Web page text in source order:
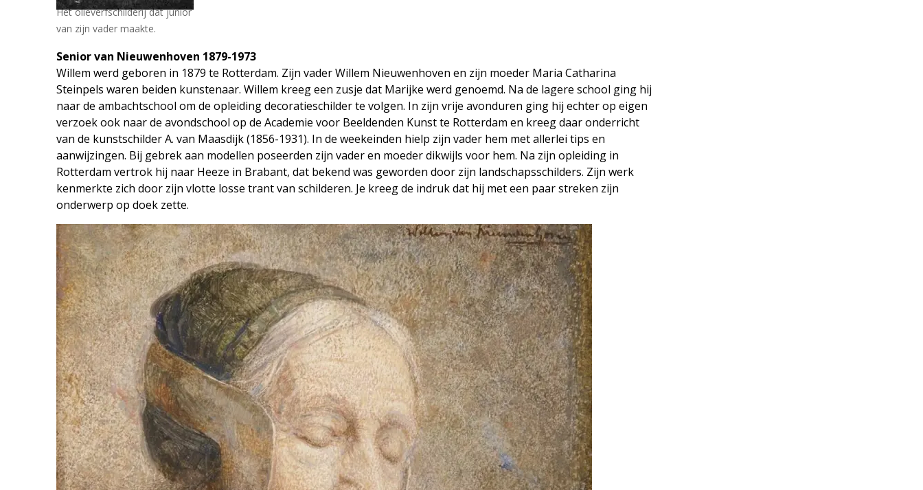
Het olieverfschilderij dat junior
van zijn vader maakte.
Senior van Nieuwenhoven 1879-1973
Willem werd geboren in 1879 te Rotterdam. Zijn vader Willem Nieuwenhoven en zijn moeder Maria Catharina
Steinpels waren beiden kunstenaar. Willem kreeg een zusje dat Marijke werd genoemd. Na de lagere school ging hij
naar de ambachtschool om de opleiding decoratieschilder te volgen. In zijn vrije avonduren ging hij echter op eigen
verzoek ook naar de avondschool op de Academie voor Beeldenden Kunst te Rotterdam en kreeg daar onderricht
van de kunstschilder A. van Maasdijk (1856-1931). In de weekeinden hielp zijn vader hem met allerlei tips en
aanwijzingen. Bij gebrek aan modellen poseerden zijn vader en moeder dikwijls voor hem. Na zijn opleiding in
Rotterdam vertrok hij naar Heeze in Brabant, dat bekend was geworden door zijn landschapsschilders. Zijn werk
kenmerkte zich door zijn vlotte losse trant van schilderen. Je kreeg de indruk dat hij met een paar streken zijn
onderwerp op doek zette.